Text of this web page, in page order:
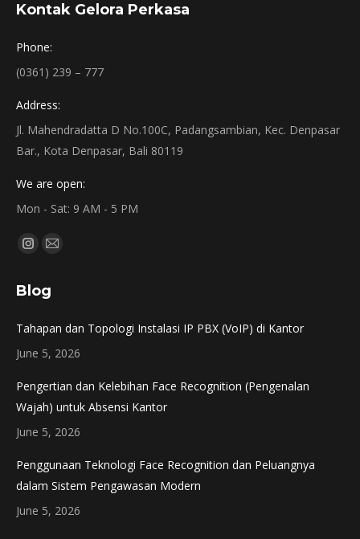
Kontak Gelora Perkasa
Phone:
(0361) 239 – 777
Address:
Jl. Mahendradatta D No.100C, Padangsambian, Kec. Denpasar
Bar., Kota Denpasar, Bali 80119
We are open:
Mon - Sat: 9 AM - 5 PM
Find us on:
Instagram
opens
new
window
Mail
new
window
Blog
Tahapan dan Topologi Instalasi IP PBX (VoIP) di Kantor
June 5, 2026
Pengertian dan Kelebihan Face Recognition (Pengenalan
Wajah) untuk Absensi Kantor
June 5, 2026
Penggunaan Teknologi Face Recognition dan Peluangnya
dalam Sistem Pengawasan Modern
June 5, 2026